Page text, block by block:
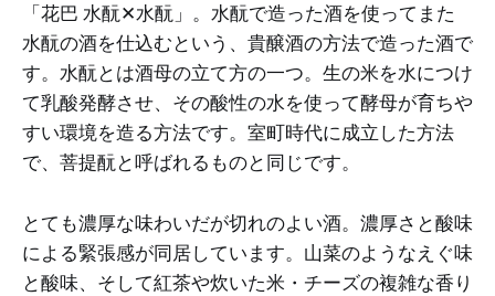
「花巴 水酛✕水酛」。水酛で造った酒を使ってまた
水酛の酒を仕込むという、貴醸酒の方法で造った酒で
す。水酛とは酒母の立て方の一つ。生の米を水につけ
て乳酸発酵させ、その酸性の水を使って酵母が育ちや
すい環境を造る方法です。室町時代に成立した方法
で、菩提酛と呼ばれるものと同じです。
とても濃厚な味わいだが切れのよい酒。濃厚さと酸味
による緊張感が同居しています。山菜のようなえぐ味
と酸味、そして紅茶や炊いた米・チーズの複雑な香り